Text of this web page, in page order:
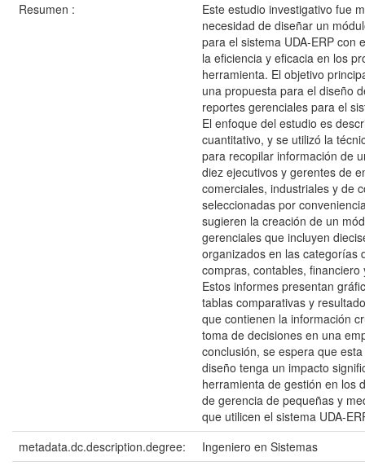
Resumen :
Este estudio investigativo fue
necesidad de diseñar un
para el sistema UDA-ERP con
la eficiencia y eficacia en los
herramienta. El objetivo
una propuesta para el diseño
reportes gerenciales para el
El enfoque del estudio es
cuantitativo, y se utilizó la
para recopilar información de
diez ejecutivos y gerentes de
comerciales, industriales y de
seleccionadas por
sugieren la creación de un
gerenciales que incluyen
organizados en las categorías
compras, contables, financiero
Estos informes presentan
tablas comparativas y
que contienen la información
toma de decisiones en una
conclusión, se espera que
diseño tenga un impacto
herramienta de gestión en los
de gerencia de pequeñas y
que utilicen el sistema UDA-
metadata.dc.description.degree:
Ingeniero en Sistemas